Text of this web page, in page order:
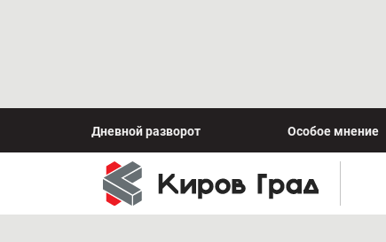
Дневной разворот Особое мнение